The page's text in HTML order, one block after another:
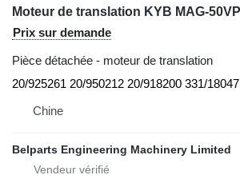
Prix sur demande
Pièce détachée - moteur de translation
20/925261 20/950212 20/918200 331/18047
Chine
Belparts Engineering Machinery Limited